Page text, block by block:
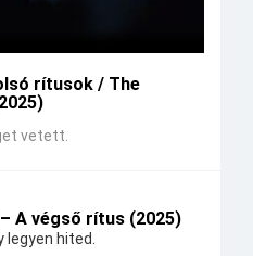
rítusok / The
vetett.
A végső rítus (2025)
legyen hited.